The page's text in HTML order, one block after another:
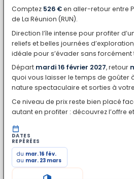
Comptez 526 €en aller-retour entre
de La Réunion (RUN).
Direction l’île intense pour profiter
reliefs et belles journées
idéale pour s’évader sans
Départ mardi 16 février 2027, retour
quoi vous laisser le temps de goûter
nature spectaculaire et sorties à
Ce niveau de prix reste bien placé
autant en profiter : découvrez l’offre
DATES
REPÉRÉES
du mar. 16 fév.
au mar. 23 mars